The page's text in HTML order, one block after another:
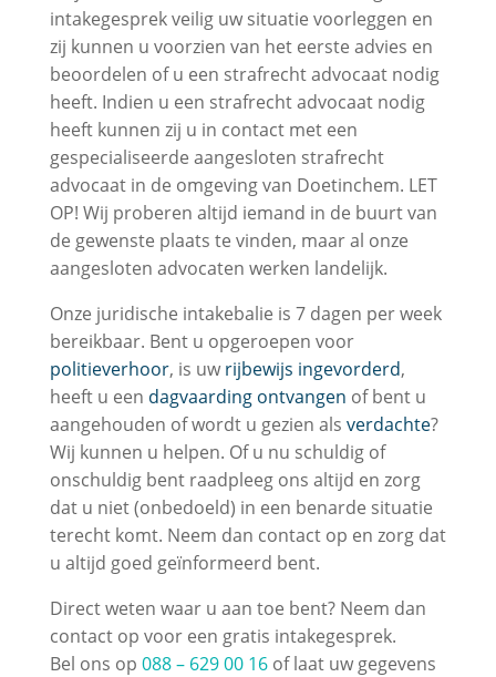
intakegesprek veilig uw situatie voorleggen en
zij kunnen u voorzien van het eerste advies en
beoordelen of u een strafrecht advocaat nodig
heeft. Indien u een strafrecht advocaat nodig
heeft kunnen zij u in contact met een
gespecialiseerde aangesloten strafrecht
advocaat in de omgeving van Doetinchem. LET
OP! Wij proberen altijd iemand in de buurt van
de gewenste plaats te vinden, maar al onze
aangesloten advocaten werken landelijk.
Onze juridische intakebalie is 7 dagen per week
bereikbaar. Bent u opgeroepen voor
politieverhoor, is uw rijbewijs ingevorderd,
heeft u een dagvaarding ontvangen of bent u
aangehouden of wordt u gezien als verdachte?
Wij kunnen u helpen. Of u nu schuldig of
onschuldig bent raadpleeg ons altijd en zorg
dat u niet (onbedoeld) in een benarde situatie
terecht komt. Neem dan contact op en zorg dat
u altijd goed geïnformeerd bent.
Direct weten waar u aan toe bent? Neem dan
contact op voor een gratis intakegesprek.
Bel ons op 088 – 629 00 16of laat uw gegevens